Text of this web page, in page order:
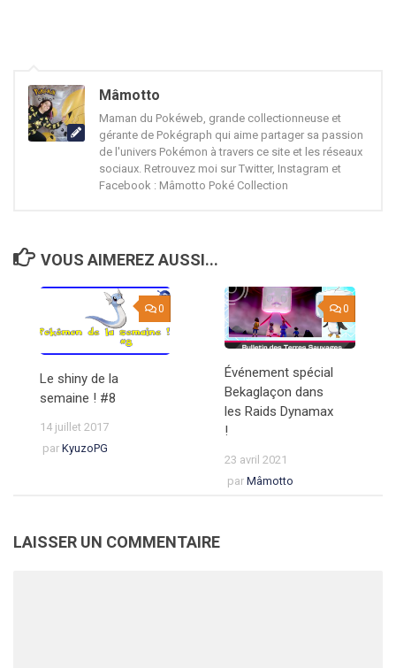
Mâmotto
Maman du Pokéweb, grande collectionneuse et
gérante de Pokégraph qui aime partager sa passion
de l'univers Pokémon à travers ce site et les réseaux
sociaux. Retrouvez moi sur Twitter, Instagram et
Facebook : Mâmotto Poké Collection
VOUS AIMEREZ AUSSI...
0
Le shiny de la
semaine ! #8
14 juillet 2017
par KyuzoPG
0
Événement spécial
Bekaglaçon dans
les Raids Dynamax
!
23 avril 2021
par Mâmotto
LAISSER UN COMMENTAIRE